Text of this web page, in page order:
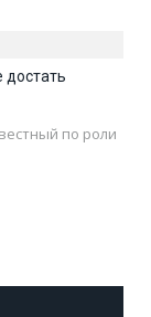
достать
по роли